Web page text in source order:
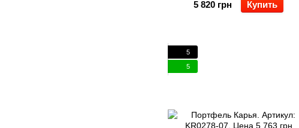
5 820 грн
Купить
5
5